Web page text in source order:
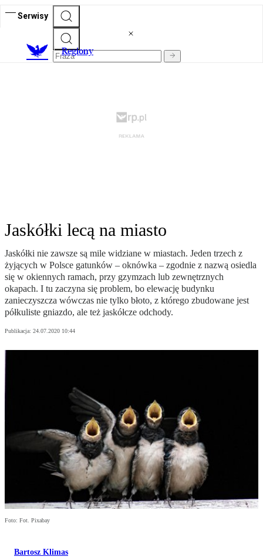
Serwisy
Regiony
Jaskółki lecą na miasto
Jaskółki nie zawsze są mile widziane w miastach. Jeden trzech z
żyjących w Polsce gatunków – oknówka – zgodnie z nazwą osiedla
się w okiennych ramach, przy gzymzach lub zewnętrznych
okapach. I tu zaczyna się problem, bo elewację budynku
zanieczyszcza wówczas nie tylko błoto, z którego zbudowane jest
półkuliste gniazdo, ale też jaskółcze odchody.
Publikacja: 24.07.2020 10:44
Foto: Fot. Pixabay
Bartosz Klimas